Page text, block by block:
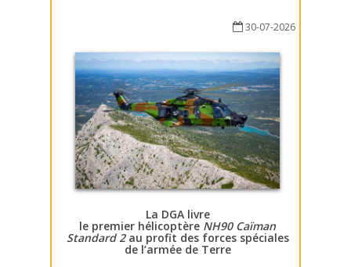
30-07-2026
La DGA livre
le premier hélicoptère NH90 Caïman
Standard 2au profit des forces spéciales
de l’armée de Terre